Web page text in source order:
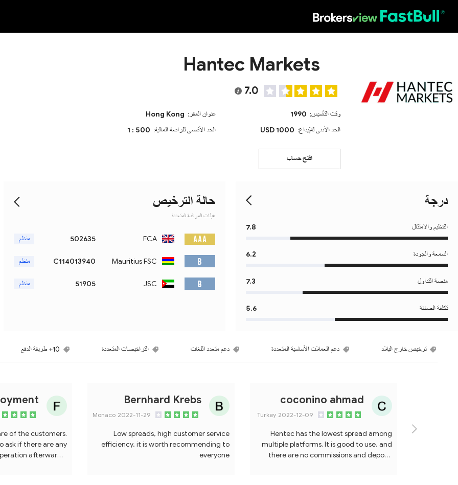
Hantec Markets
7.0
وقت التأسيس: 1990
الحد الأدنى للإيداع: 1000 USD
عنوان المقر: Hong Kong
الحد الأقصى للرافعة المالية: 1 : 500
افتح حساب
درجة
التنظيم والامتثال 7.8
السمعة والجودة 6.2
منصة التداول 7.3
تكلفة الصفقة 5.6
حالة الترخيص
هيئات المراقبة المتعددة
A A A
FCA
502635
B
Mauritius FSC
C114013940
B
JSC
51905
منظم
منظم
منظم
ترخيص خارج البلاد دعم العملات الأساسية المتعددة دعم متعدد اللغات التراخيصات المتعددة 10+ طريقة الدفع
coconino ahmad
2022-12-09
Turkey
Hentec has the lowest spread among
multiple platforms. It is good to use, and
there are no commissions and deposit
Bernhard Krebs
2022-11-29
Monaco
Low spreads, high customer service
efficiency, it is worth recommending to
everyone
of the customers.
ask if there are any
afterwards,